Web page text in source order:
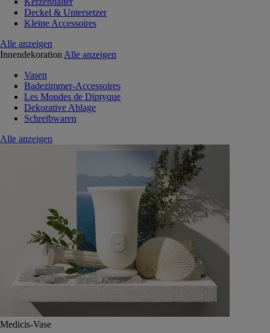
Deckel & Untersetzer
Kleine Accessoires
Alle anzeigen
Innendekoration Alle anzeigen
Vasen
Badezimmer-Accessoires
Les Mondes de Diptyque
Dekorative Ablage
Schreibwaren
Alle anzeigen
Medicis-Vase